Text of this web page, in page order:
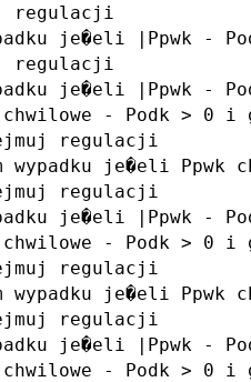
regulacji
je�eli |Ppwk -
regulacji
je�eli |Ppwk -
- Podk > 0 i
regulacji
je�eli Ppwk
regulacji
je�eli |Ppwk -
- Podk > 0 i
regulacji
je�eli Ppwk
regulacji
je�eli |Ppwk -
- Podk > 0 i